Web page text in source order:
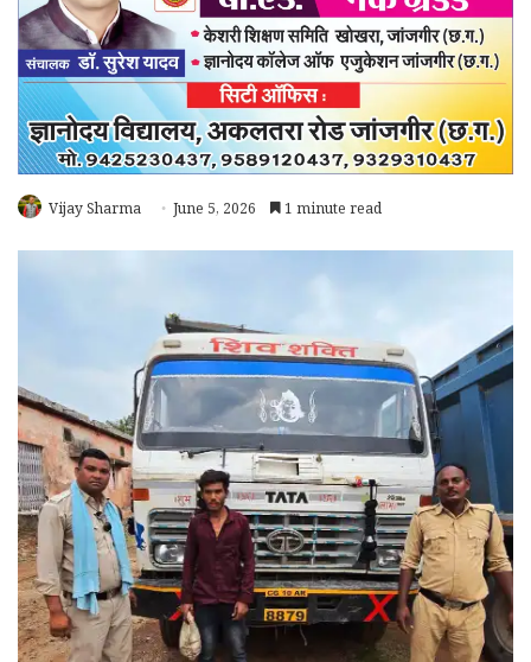
Vijay Sharma June 5, 2026 1 minute read